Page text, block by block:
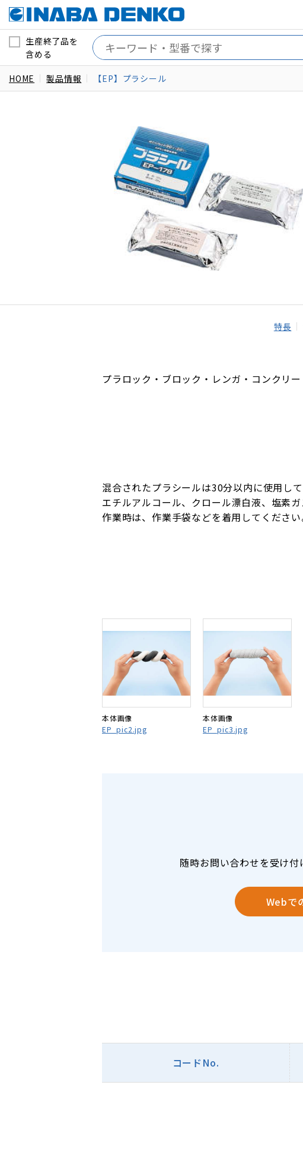
生産終了品を
含める
HOME 製品情報 【EP】プラシール
特長
プラロック・ブロック・レンガ・コンクリ
混合されたプラシールは30分以内に使用して
エチルアルコール、クロール漂白液、塩素
作業時は、作業手袋などを着用してください
本体画像
EP_pic2.jpg
本体画像
EP_pic3.jpg
随時お問い合わせを受け付
Webで
コードNo.